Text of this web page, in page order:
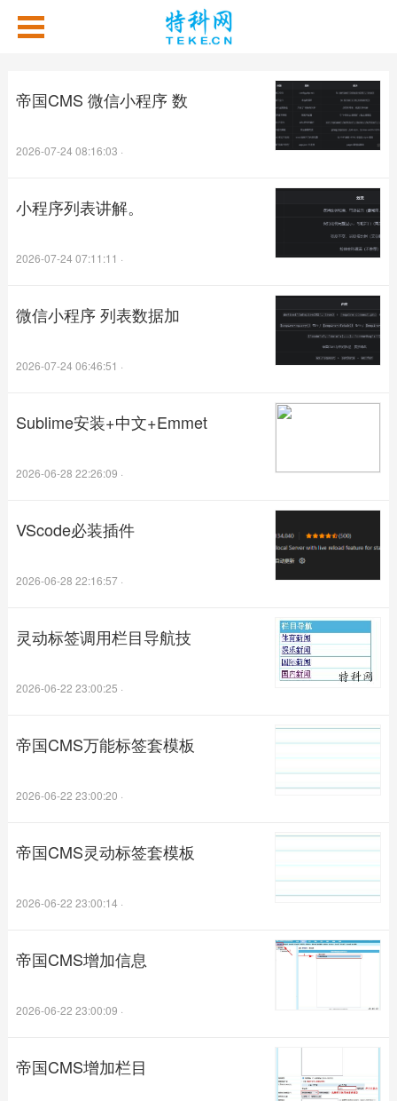
帝国CMS 微信小程序 数
2026-07-24 08:16:03 ·
小程序列表讲解。
2026-07-24 07:11:11 ·
微信小程序 列表数据加
2026-07-24 06:46:51 ·
Sublime安装+中文+Emmet
2026-06-28 22:26:09 ·
VScode必装插件
2026-06-28 22:16:57·
灵动标签调用栏目导航技
2026-06-22 23:00:25 ·
帝国CMS万能标签套模板
2026-06-22 23:00:20 ·
帝国CMS灵动标签套模板
2026-06-22 23:00:14 ·
帝国CMS增加信息
2026-06-22 23:00:09 ·
帝国CMS增加栏目